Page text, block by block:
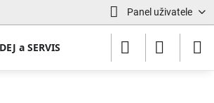
Panel uživatele